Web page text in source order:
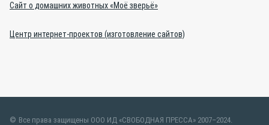
Сайт о домашних животных «Моё зверьё»
Центр интернет-проектов (изготовление сайтов)
Все права защищены ООО ИД «СВОБОДНАЯ ПРЕССА» 2007–2024.